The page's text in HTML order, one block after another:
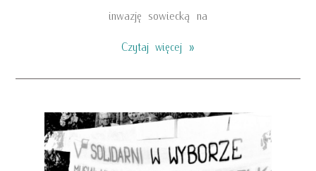
inwazję sowiecką na
Czytaj więcej »